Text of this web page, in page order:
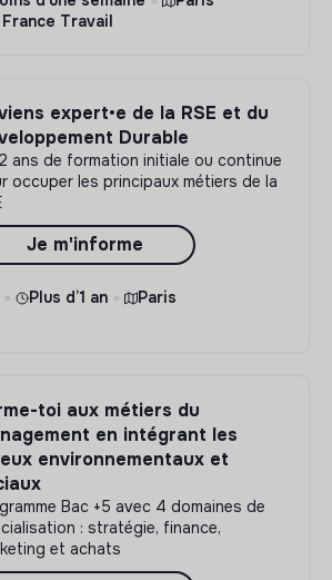
France Travail
expert•e de la RSE et du
Durable
ans de formation initiale ou continue
occuper les principaux métiers de la
Je m'informe
Plus d’1 an
Paris
toi aux métiers du
en intégrant les
environnementaux et
Bac +5 avec 4 domaines de
: stratégie, finance,
et achats